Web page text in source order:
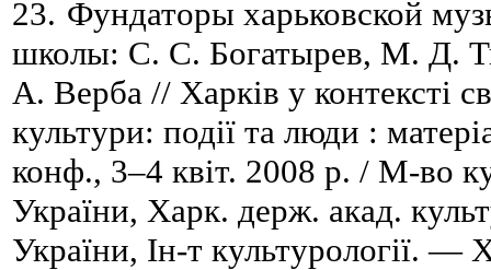
23. Фундаторы харьковской
школы: С. С. Богатырев, М. Д.
А. Верба // Харків у контексті
культури: події та люди :
конф., 3–4 квіт. 2008 р. / М-во
України, Харк. держ. акад.
України, Ін-т культурології.